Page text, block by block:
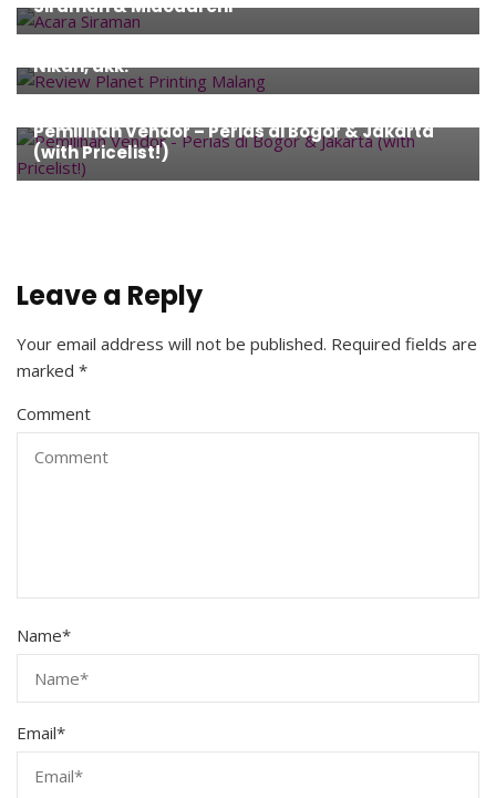
Siraman & Midodareni
Invitation,Javanese Culture
Nikah, dkk.
Beauty, Javanese Culture,Make-up
Pemilihan Vendor – Perias di Bogor & Jakarta
(with Pricelist!)
Leave a Reply
Your email address will not be published. Required fields are
marked *
Comment
Name*
Email*